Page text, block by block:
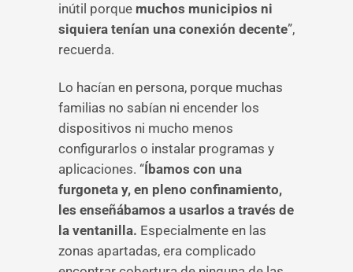
inútil porque muchos municipios ni
siquiera tenían una conexión decente”,
recuerda.
Lo hacían en persona, porque muchas
familias no sabían ni encender los
dispositivos ni mucho menos
configurarlos o instalar programas y
aplicaciones. “Íbamos con una
furgoneta y, en pleno confinamiento,
les enseñábamos a usarlos a través de
la ventanilla. Especialmente en las
zonas apartadas, era complicado